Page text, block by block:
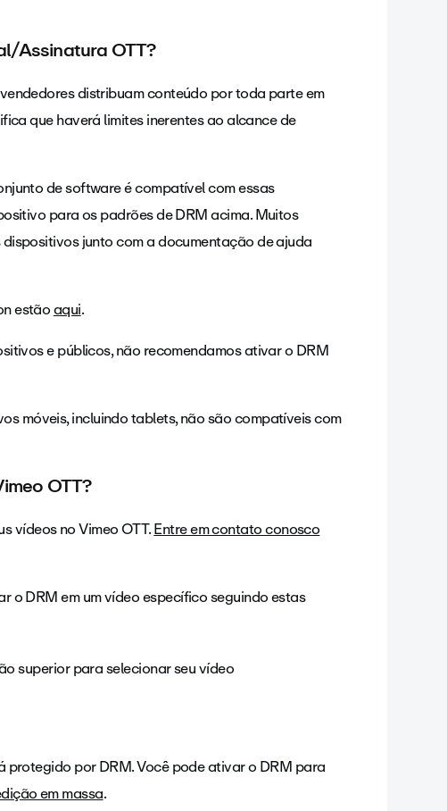
Assinatura OTT?
distribuam conteúdo por toda parte em
que haverá limites inerentes ao alcance de
de software é compatível com essas
para os padrões de DRM acima. Muitos
junto com a documentação de ajuda
estãoaqui.
e públicos, não recomendamos ativar o DRM
móveis, incluindo tablets, não são compatíveis com
OTT?
vídeos no Vimeo OTT.Entre em contato conosco
o DRM em um vídeo específico seguindo estas
superior para selecionar seu vídeo
por DRM. Você pode ativar o DRM para
em massa.